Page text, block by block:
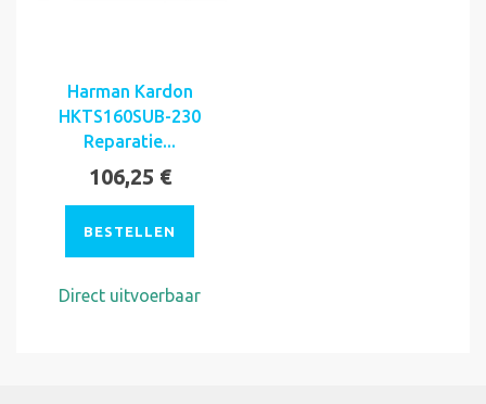
Harman Kardon
HKTS160SUB-230
Reparatie...
106,25 €
BESTELLEN
Direct uitvoerbaar